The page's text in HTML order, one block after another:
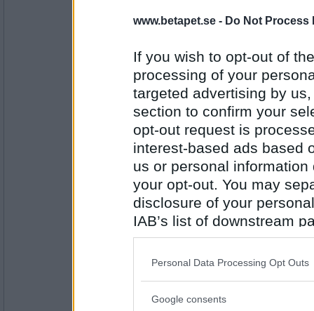
www.betapet.se - Do Not Process
If you wish to opt-out of
processing of your
targeted advertising by
section to confirm your
opt-out request is
interest-based ads based
us or personal
your opt-out. You may
disclosure of your
IAB’s list of downstream
also be disclosed by us
Downstream Participants
Please note that this
Personal Data Processing Opt Outs
Google consents
Antal inlägg:
Lindring
Miominmio11- Ej medlem längre
Antal inlägg:
9654
Frihet
topcats50